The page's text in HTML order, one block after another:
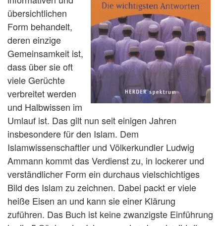
übersichtlichen
Form behandelt,
deren einzige
Gemeinsamkeit ist,
dass über sie oft
viele Gerüchte
verbreitet werden
und Halbwissen im
Umlauf ist. Das gilt nun seit einigen Jahren
insbesondere für den Islam. Dem
Islamwissenschaftler und Völkerkundler Ludwig
Ammann kommt das Verdienst zu, in lockerer und
verständlicher Form ein durchaus vielschichtiges
Bild des Islam zu zeichnen. Dabei packt er viele
heiße Eisen an und kann sie einer Klärung
zuführen. Das Buch ist keine zwanzigste Einführung